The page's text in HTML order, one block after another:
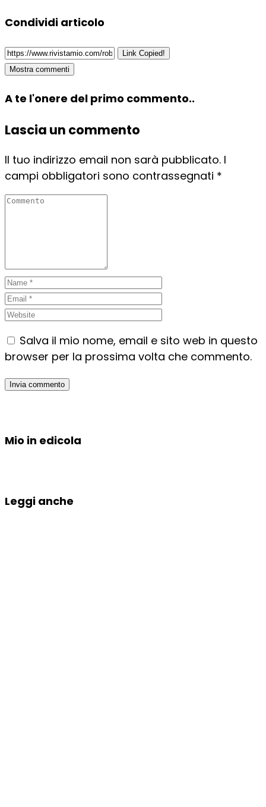
Condividi articolo
Link Copied!
Mostra commenti
A te l'onere del primo commento..
Lascia un commento
Il tuo indirizzo email non sarà pubblicato. I
campi obbligatori sono contrassegnati *
Salva il mio nome, email e sito web in questo
browser per la prossima volta che commento.
Mio in edicola
Leggi anche